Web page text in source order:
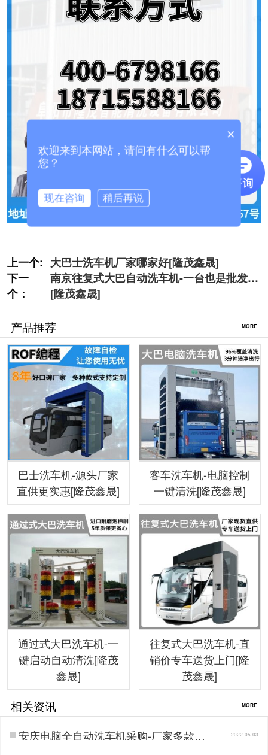
上一个: 大巴士洗车机厂家哪家好[隆茂鑫晟]
下一
个：
南京往复式大巴自动洗车机-一台也是批发价
[隆茂鑫晟]
产品推荐 MORE
巴士洗车机-源头厂家
直供更实惠[隆茂鑫晟]
客车洗车机-电脑控制
一键清洗[隆茂鑫晟]
通过式大巴洗车机-一
键启动自动清洗[隆茂
鑫晟]
往复式大巴洗车机-直
销价专车送货上门[隆
茂鑫晟]
相关资讯 MORE
安庆电脑全自动洗车机采购-厂家多款可
选[隆茂鑫晟]…
2022-05-03
×
欢迎来到本网站，请问有什么可以帮
您？
现在咨询 稍后再说